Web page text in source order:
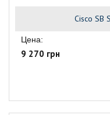
Cisco SB
Цена:
9 270 грн